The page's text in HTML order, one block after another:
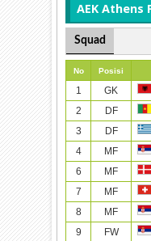
AEK Athens
Squad
No Posisi
1 GK
2
DF
3
DF
4
MF
6
MF
7
MF
8
MF
9
FW